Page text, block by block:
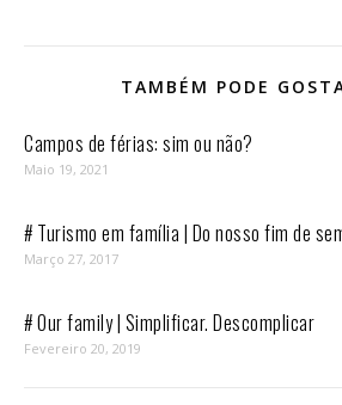
TAMBÉM PODE
Campos de férias: sim ou não?
Maio 19, 2021
# Turismo em família | Do nosso fim de
Março 27, 2017
# Our family | Simplificar. Descomplicar
Fevereiro 20, 2019